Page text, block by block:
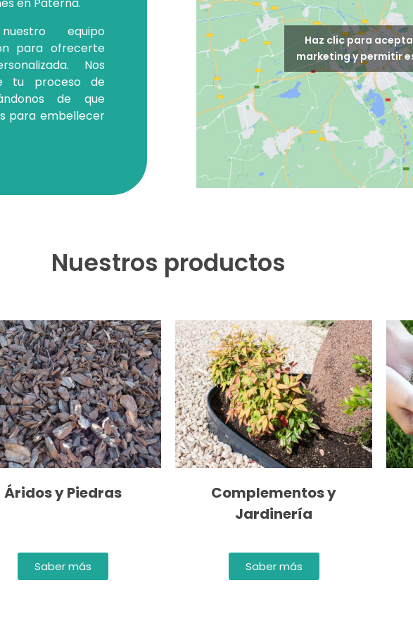
equipo
para ofrecerte
Nos
tu proceso de
de que
para embellecer
Haz clic para
marketing y permitir
Nuestros productos
Áridos y Piedras
Complementos y
Jardinería
Saber más Saber más